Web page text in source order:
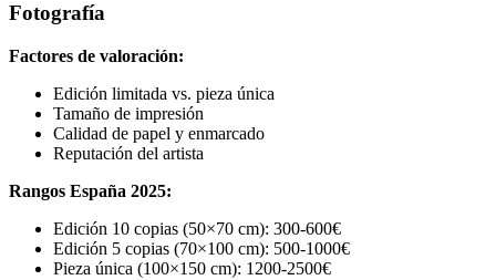
Fotografía
Factores de valoración:
Edición limitada vs. pieza única
Tamaño de impresión
Calidad de papel y enmarcado
Reputación del artista
Rangos España 2025:
Edición 10 copias (50×70 cm): 300-600€
Edición 5 copias (70×100 cm): 500-1000€
Pieza única (100×150 cm): 1200-2500€